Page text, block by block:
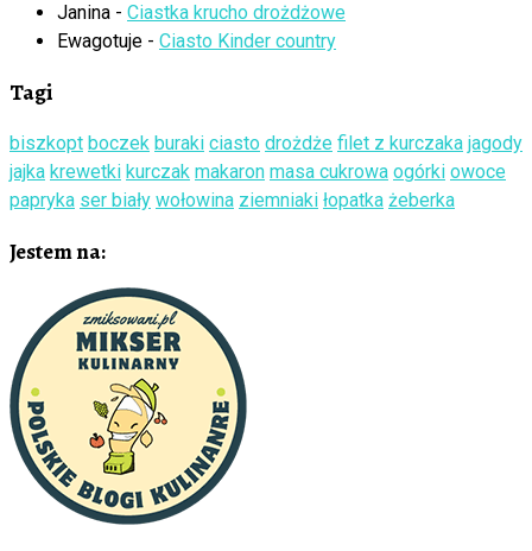
Janina - Ciastka krucho drożdżowe
Ewagotuje - Ciasto Kinder country
Tagi
biszkopt boczek buraki ciasto drożdże filet z kurczaka jagody
jajka krewetki kurczak makaron masa cukrowa ogórki owoce
papryka ser biały wołowina ziemniaki łopatka żeberka
Jestem na: